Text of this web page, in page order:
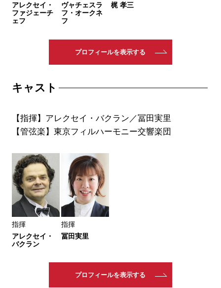
アレクセイ・
ファジェーチ
ェフ
ヴャチェスラ
フ・オークネ
フ
梶 孝三
プロフィールを表示する
キャスト
【指揮】アレクセイ・バクラン／冨田実里
【管弦楽】東京フィルハーモニー交響楽団
指揮
アレクセイ・
バクラン
指揮
冨田実里
プロフィールを表示する